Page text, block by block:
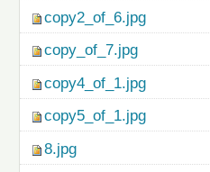
copy2_of_6.jpg
copy_of_7.jpg
copy4_of_1.jpg
copy5_of_1.jpg
8.jpg